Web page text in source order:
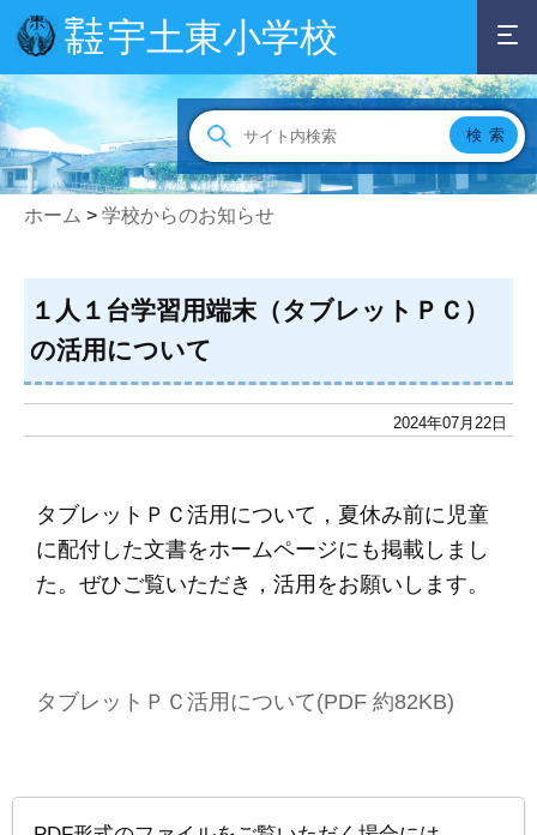
宇土
市立 宇土東小学校
ホーム > 学校からのお知らせ
１人１台学習用端末（タブレットＰＣ）
の活用について
2024年07月22日
タブレットＰＣ活用について，夏休み前に児童
に配付した文書をホームページにも掲載しまし
た。ぜひご覧いただき，活用をお願いします。
タブレットＰＣ活用について(PDF 約82KB)